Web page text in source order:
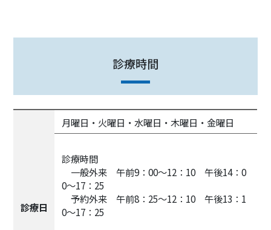
診療時間
診療日
月曜日・火曜日・水曜日・木曜日・金曜日
診療時間
一般外来 午前9：00～12：10 午後14：0
0～17：25
予約外来 午前8：25～12：10 午後13：1
0～17：25